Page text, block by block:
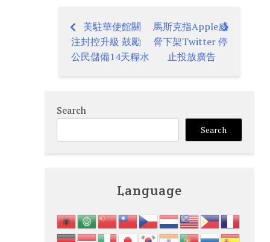
Post
navigation
美駐華使館關
注封控升級 鼓勵
公民儲備14天糧水
馬斯克指Apple威
脅下架Twitter 停
止投放廣告
Search
Search
Language